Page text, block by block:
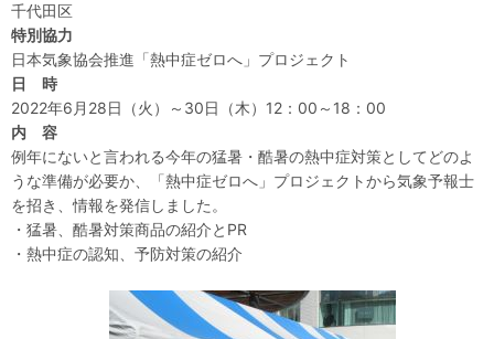
千代田区
特別協力
日本気象協会推進「熱中症ゼロへ」プロジェクト
日 時
2022年6月28日（火）～30日（木）12：00～18：00
内 容
例年にないと言われる今年の猛暑・酷暑の熱中症対策としてどのよ
うな準備が必要か、「熱中症ゼロへ」プロジェクトから気象予報士
を招き、情報を発信しました。
・猛暑、酷暑対策商品の紹介とPR
・熱中症の認知、予防対策の紹介